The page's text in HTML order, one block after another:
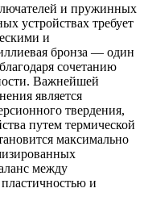
и пружинных
устройствах требует
и
бронза — один
сочетанию
Важнейшей
является
твердения,
путем термической
максимально
между
и